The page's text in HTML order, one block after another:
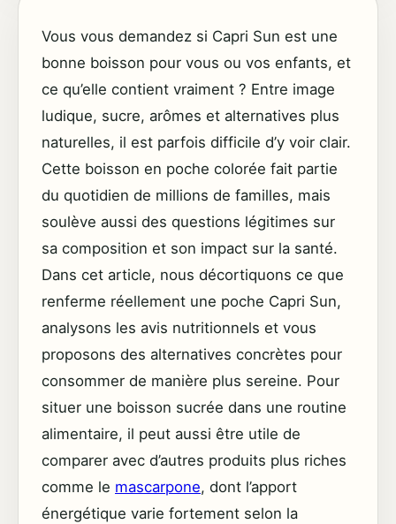
Vous vous demandez si Capri Sun est une
bonne boisson pour vous ou vos enfants, et
ce qu’elle contient vraiment ? Entre image
ludique, sucre, arômes et alternatives plus
naturelles, il est parfois difficile d’y voir clair.
Cette boisson en poche colorée fait partie
du quotidien de millions de familles, mais
soulève aussi des questions légitimes sur
sa composition et son impact sur la santé.
Dans cet article, nous décortiquons ce que
renferme réellement une poche Capri Sun,
analysons les avis nutritionnels et vous
proposons des alternatives concrètes pour
consommer de manière plus sereine. Pour
situer une boisson sucrée dans une routine
alimentaire, il peut aussi être utile de
comparer avec d’autres produits plus riches
comme le mascarpone, dont l’apport
énergétique varie fortement selon la